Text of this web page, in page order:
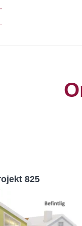
825